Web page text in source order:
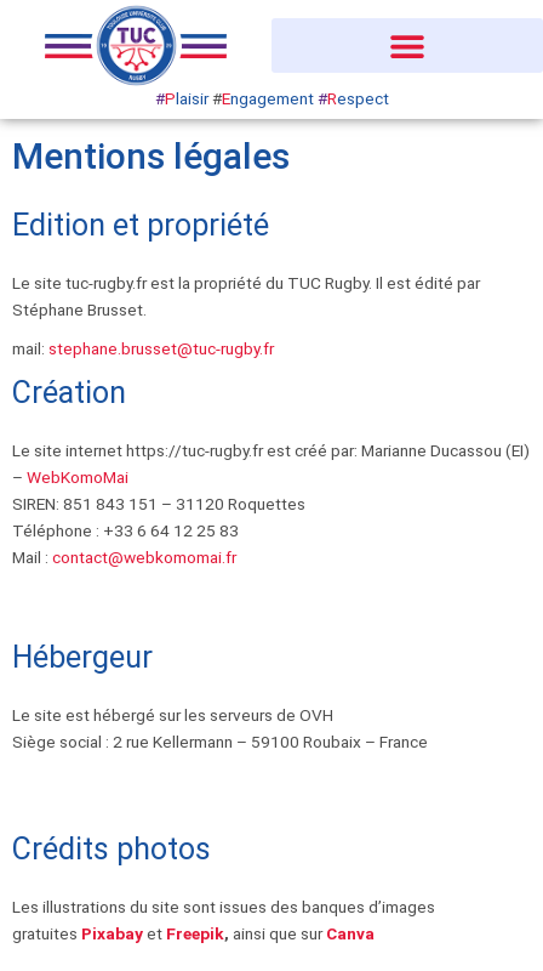
#Plaisir#Engagement#Respect
Mentions légales
Edition et propriété
Le site tuc-rugby.fr est la propriété du TUC Rugby. Il est édité par
Stéphane Brusset.
mail: stephane.brusset@tuc-rugby.fr
Création
Le site internet https://tuc-rugby.fr est créé par: Marianne Ducassou (EI)
– WebKomoMai
SIREN: 851 843 151 – 31120 Roquettes
Téléphone : +33 6 64 12 25 83
Mail : contact@webkomomai.fr
Hébergeur
Le site est hébergé sur les serveurs de OVH
Siège social : 2 rue Kellermann – 59100 Roubaix – France
Crédits photos
Les illustrations du site sont issues des banques d’images
gratuites Pixabayet Freepik, ainsi que surCanva